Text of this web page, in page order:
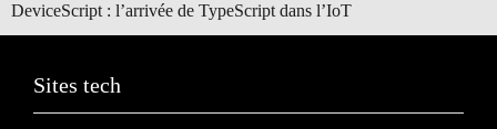
DeviceScript : l’arrivée de TypeScript dans l’IoT
Sites tech